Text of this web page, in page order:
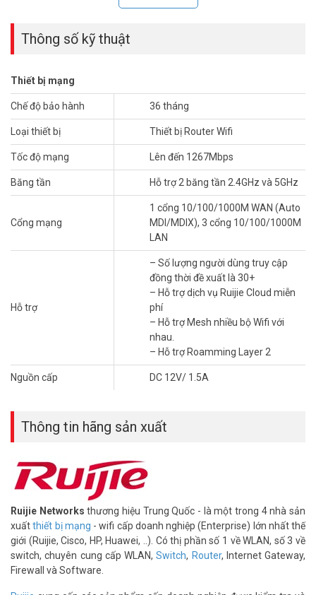
*** Xem thêm:
Bộ phát sóng wifi gắn trần Ruijie loại nào
tốt?
Lướt Internet tốc độ cao
– 400Mpbs ở 2.4G + 867Mbps ở 5G, tốc độ đồng thời có thể đạt
1267Mbps. Thiết kế tối ưu cho 2.4G, cung cấp khả năng truy cập
– Tích hợp băng tần kép cung cấp độ nhiễu thấp và tốc độ Internet
nhanh. Ăng-ten hiệu suất cao 802.11ac Wave2 + 6dBi
Tín hiệu Wi-Fi ổn định và mạnh mẽ của RG-
– Tiêu chuẩn Wave2 và MU-MIMO có thể cải thiện hiệu quả hiệu
quả truyền tải và dung lượng trong trường hợp nhiều người dùng và
– Ăng-ten đa hướng 6dBi bên ngoài, tăng cường phạm vi Wi-Fi và
hiệu suất mạng
Cải tiến hai chiều để nhận và gửi tín hiệu
– Thiết kế FEM độc lập đảm bảo mạng LAN khuếch đại công suất
tín hiệu nhận được trong quá trình truyền tín hiệu; trong khi đó,
giảm hiệu quả sự gián đoạn giữa các thiết bị đầu cuối để đảm bảo
hiệu suất thu phát.
Tận dụng lợi thế tốt của băng thông rộng
Thông số kỹ thuật
Thiết bị mạng
Chế độ bảo hành 36 tháng
Loại thiết bị Thiết bị Router Wifi
Tốc độ mạng Lên đến 1267Mbps
Băng tần Hỗ trợ 2 băng tần 2.4GHz và 5GHz
Cổng mạng
1 cổng 10/100/1000M WAN (Auto
MDI/MDIX), 3 cổng 10/100/1000M
LAN
Hỗ trợ
– Số lượng người dùng truy cập
đồng thời đề xuất là 30+
– Hỗ trợ dịch vụ Ruijie Cloud miễn
phí
– Hỗ trợ Mesh nhiều bộ Wifi với
nhau.
– Hỗ trợ Roamming Layer 2
Nguồn cấp DC 12V/ 1.5A
Thông tin hãng sản xuất
Ruijie Networks thương hiệu Trung Quốc - là một trong 4 nhà sản
xuấtthiết bị mạng - wifi cấp doanh nghiệp (Enterprise) lớn nhất thế
giới (Ruijie, Cisco, HP, Huawei, ..). Có thị phần số 1 về WLAN, số 3 về
switch, chuyên cung cấp WLAN,Switch, Router, Internet Gateway,
Firewall và Software.